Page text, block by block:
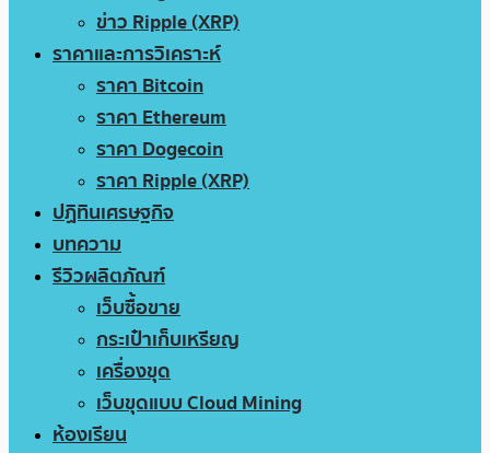
ข่าว Ripple (XRP)
ราคาและการวิเคราะห์
ราคา Bitcoin
ราคา Ethereum
ราคา Dogecoin
ราคา Ripple (XRP)
ปฏิทินเศรษฐกิจ
บทความ
รีวิวผลิตภัณฑ์
เว็บซื้อขาย
กระเป๋าเก็บเหรียญ
เครื่องขุด
เว็บขุดแบบ Cloud Mining
ห้องเรียน